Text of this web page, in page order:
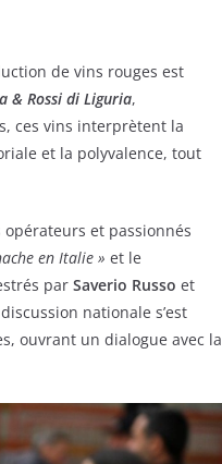
de vins rouges est
& Rossi di Liguria,
ces vins interprètent la
et la polyvalence, tout
opérateurs et passionnés
en Italie » et le
par Saverio Russo et
nationale s’est
ouvrant un dialogue avec la